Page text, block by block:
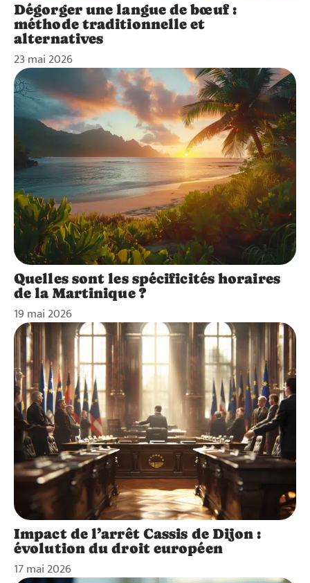
Dégorger une langue de bœuf :
méthode traditionnelle et
alternatives
23 mai 2026
Quelles sont les spécificités horaires
de la Martinique ?
19 mai 2026
Impact de l’arrêt Cassis de Dijon :
évolution du droit européen
17 mai 2026